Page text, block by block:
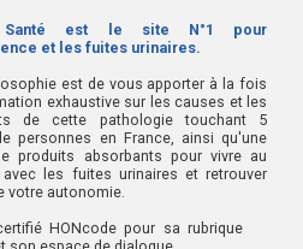
Santé est le site N°1 pour
et les fuites urinaires.
est de vous apporter à la fois
exhaustive sur les causes et les
de cette pathologie touchant 5
personnes en France, ainsi qu'une
produits absorbants pour vivre au
avec les fuites urinaires et retrouver
votre autonomie.
HONcode pour sa rubrique